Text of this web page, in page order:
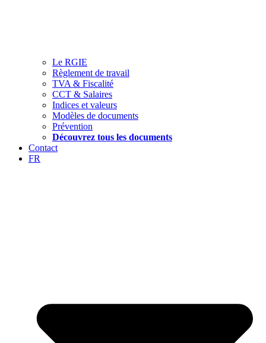
Le RGIE
Règlement de travail
TVA & Fiscalité
CCT & Salaires
Indices et valeurs
Modèles de documents
Prévention
Découvrez tous les documents
Contact
FR